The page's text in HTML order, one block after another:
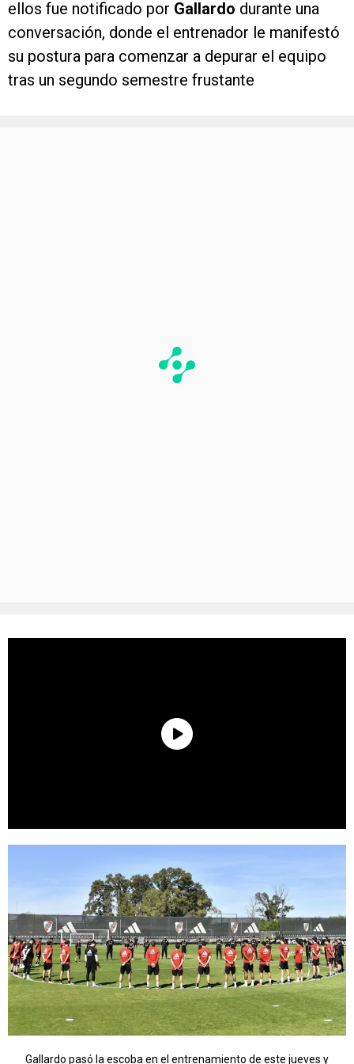
ellos fue notificado por Gallardo durante una
conversación, donde el entrenador le manifestó
su postura para comenzar a depurar el equipo
tras un segundo semestre frustante
Gallardo pasó la escoba en el entrenamiento de este jueves y